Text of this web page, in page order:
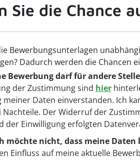
Sie die Chance
Bewerbungsunterlagen
Dadurch werden die Chancen
Bewerbung darf für andere
der Zustimmung sind hier
meiner Daten einverstanden. Ich
Nachteile. Der Widerruf der
der Einwilligung erfolgten
möchte nicht, dass meine
Einfluss auf meine aktuelle